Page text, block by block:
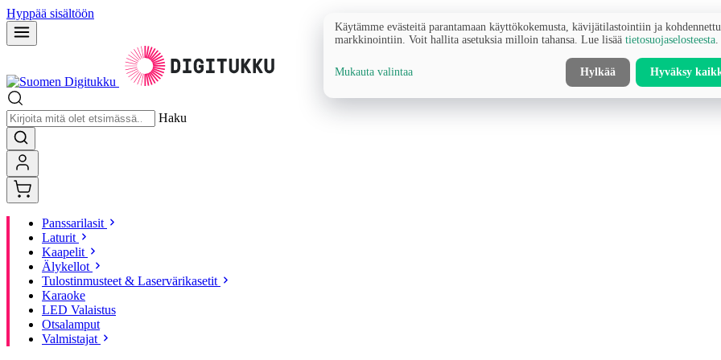
Hyppää sisältöön
Haku
Panssarilasit
Laturit
Kaapelit
Älykellot
Tulostinmusteet & Laservärikasetit
Karaoke
LED Valaistus
Otsalamput
Valmistajat
Käytämme evästeitä parantamaan käyttökokemusta, kävijätilastointiin ja
markkinointiin. Voit hallita asetuksia milloin tahansa. Lue lisää tietosuojaselosteesta
Mukauta valintaa Hylkää Hyväksy